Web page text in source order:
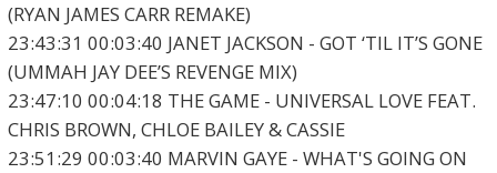
(RYAN JAMES CARR REMAKE)
23:43:31 00:03:40 JANET JACKSON - GOT ‘TIL IT’S GONE
(UMMAH JAY DEE’S REVENGE MIX)
23:47:10 00:04:18 THE GAME - UNIVERSAL LOVE FEAT.
CHRIS BROWN, CHLOE BAILEY & CASSIE
23:51:29 00:03:40 MARVIN GAYE - WHAT'S GOING ON